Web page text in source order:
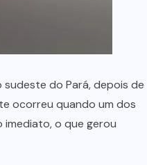
sudeste do Pará, depois de
ocorreu quando um dos
imediato, o que gerou